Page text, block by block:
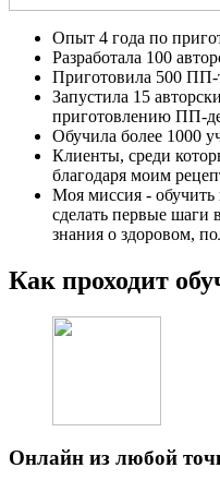
Опыт 4 года по
Разработала 100
Приготовила 500 ПП-
Запустила 15
приготовлению ПП-
Обучила более 1000
Клиенты, среди
благодаря моим
Моя миссия -
сделать первые шаги
знания о здоровом,
Как проходит
Онлайн из любой